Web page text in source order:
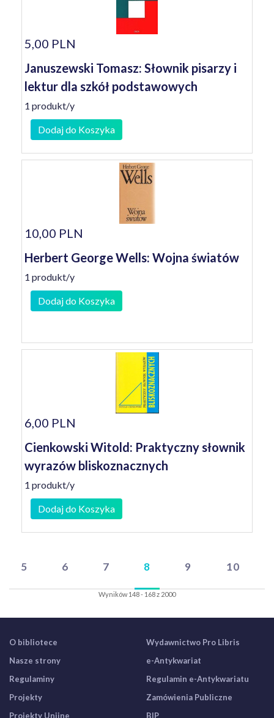
5,00 PLN
Januszewski Tomasz: Słownik pisarzy i
lektur dla szkół podstawowych
1 produkt/y
Dodaj do Koszyka
10,00 PLN
Herbert George Wells: Wojna światów
1 produkt/y
Dodaj do Koszyka
6,00 PLN
Cienkowski Witold: Praktyczny słownik
wyrazów bliskoznacznych
1 produkt/y
Dodaj do Koszyka
5 6 7 8 9 10
Wyników 148 - 168 z 2000
O bibliotece
Nasze strony
Regulaminy
Projekty
Projekty Unijne
Wydawnictwo Pro Libris
e-Antykwariat
Regulamin e-Antykwariatu
Zamówienia Publiczne
BIP